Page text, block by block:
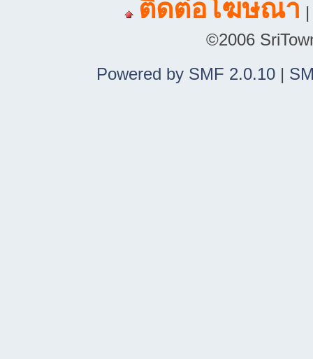
ติดต่อโฆษณา
©2006
Powered by SMF 2.0.10|